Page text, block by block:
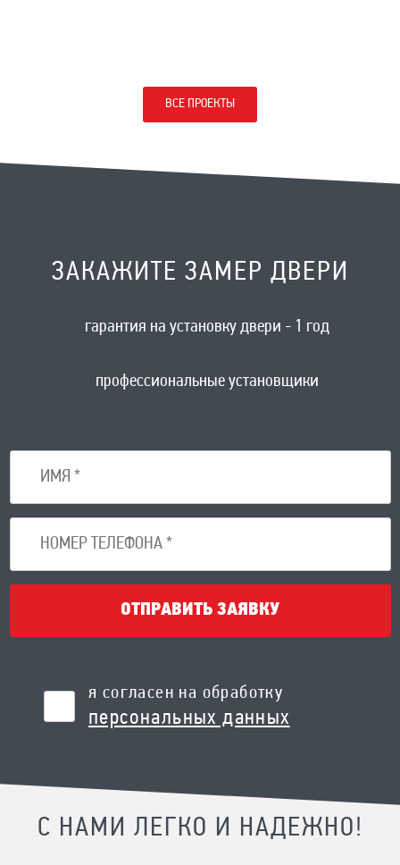
ВСЕ ПРОЕКТЫ
ЗАКАЖИТЕ ЗАМЕР ДВЕРИ
гарантия на установку двери - 1 год
профессиональные установщики
ОТПРАВИТЬ ЗАЯВКУ
я согласен на обработку
персональных данных
С НАМИ ЛЕГКО И НАДЕЖНО!